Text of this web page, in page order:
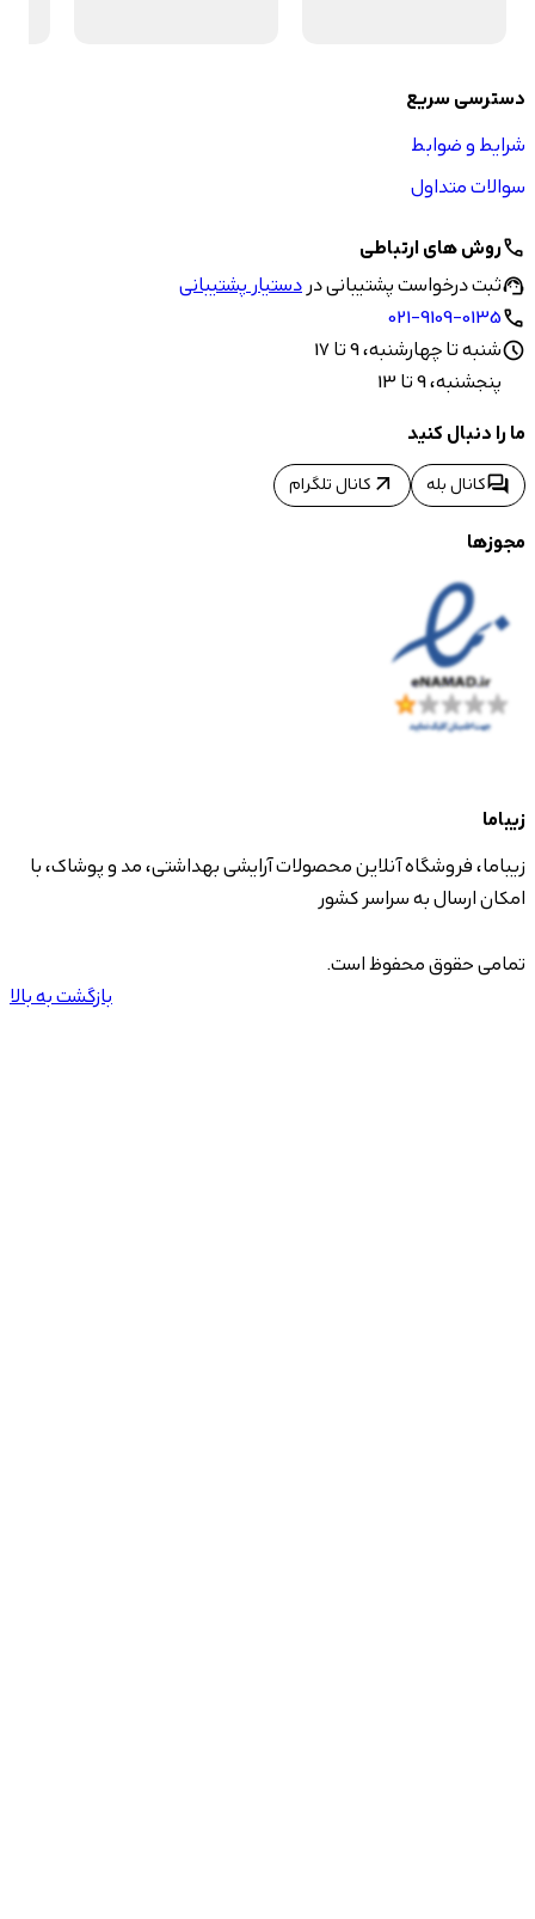
دسترسی سریع
شرایط و ضوابط
سوالات متداول
callروش های ارتباطی
support_agentثبت درخواست پشتیبانی دردستیار پشتیبانی
call
021-9109-0135
scheduleشنبه تا چهارشنبه، 9 تا 17
پنجشنبه، 9 تا 13
ما را دنبال کنید
forumکانال بله arrow_outward کانال تلگرام
مجوزها
زیباما
زیباما، فروشگاه آنلاین محصولات آرایشی بهداشتی، مد و پوشاک، با
امکان ارسال به سراسر کشور
تمامی حقوق محفوظ است.
بازگشت به بالا